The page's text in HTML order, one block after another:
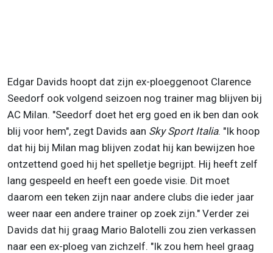
Edgar Davids hoopt dat zijn ex-ploeggenoot Clarence
Seedorf ook volgend seizoen nog trainer mag blijven bij
AC Milan. "Seedorf doet het erg goed en ik ben dan ook
blij voor hem", zegt Davids aan Sky Sport Italia. "Ik hoop
dat hij bij Milan mag blijven zodat hij kan bewijzen hoe
ontzettend goed hij het spelletje begrijpt. Hij heeft zelf
lang gespeeld en heeft een goede visie. Dit moet
daarom een teken zijn naar andere clubs die ieder jaar
weer naar een andere trainer op zoek zijn." Verder zei
Davids dat hij graag Mario Balotelli zou zien verkassen
naar een ex-ploeg van zichzelf. "Ik zou hem heel graag